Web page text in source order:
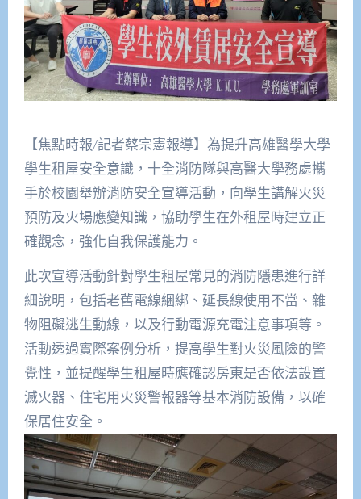
【焦點時報/記者蔡宗憲報導】為提升高雄醫學大學
學生租屋安全意識，十全消防隊與高醫大學務處攜
手於校園舉辦消防安全宣導活動，向學生講解火災
預防及火場應變知識，協助學生在外租屋時建立正
確觀念，強化自我保護能力。
此次宣導活動針對學生租屋常見的消防隱患進行詳
細說明，包括老舊電線綑綁、延長線使用不當、雜
物阻礙逃生動線，以及行動電源充電注意事項等。
活動透過實際案例分析，提高學生對火災風險的警
覺性，並提醒學生租屋時應確認房東是否依法設置
滅火器、住宅用火災警報器等基本消防設備，以確
保居住安全。